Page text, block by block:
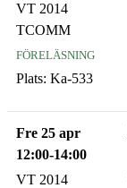
VT 2014
TCOMM
föreläsning
Plats: Ka-533
Fre 25 apr
12:00-14:00
VT 2014